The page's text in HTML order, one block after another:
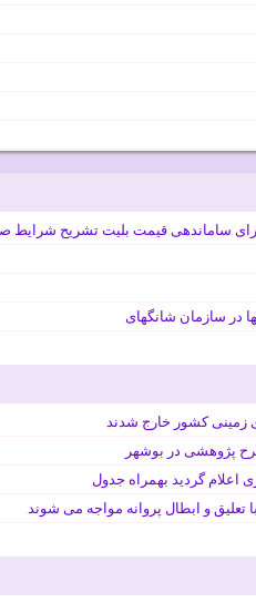
ساماندهی قیمت بلیت تشریح شرایط
در سازمان شانگهای
پژوهشی در بوشهر
اعلام گردید بهمراه جدول
و ابطال پروانه مواجه می شوند